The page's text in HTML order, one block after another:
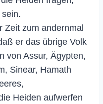
Zeit zum andernmal
er das übrige Volk
von Assur, Ägypten,
Sinear, Hamath
Heiden aufwerfen